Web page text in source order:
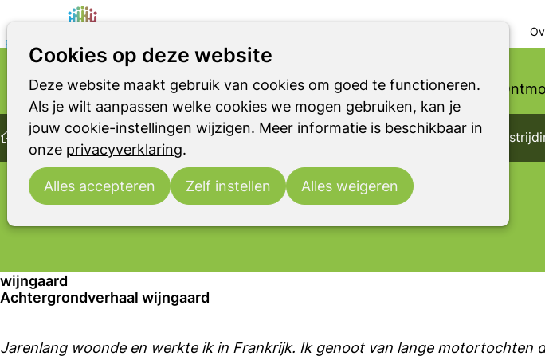
Cookies op deze website
Deze website maakt gebruik van cookies om goed te functioneren.
Als je wilt aanpassen welke cookies we mogen gebruiken, kan je
jouw cookie-instellingen wijzigen. Meer informatie is beschikbaar in
onze privacyverklaring.
Alles accepteren Zelf instellen Alles weigeren
Home
Parkinson Parkinsonismen RBD Ondersteuning
Belangenbehartiging Pesticiden Tentoonstelling: De verborgen impact van
DE VERBORGEN IMPACT
Bestrijdingsmiddelen
Via lobby, wetenschapscommunicatie en een reizende
tentoonstelling gaan we het gesprek aan met het grote publiek en
beleidsmakers – om bewustzijn te vergroten, het probleem te
agenderen en samen oplossingsrichtingen te verkennen.
wijngaard
Achtergrondverhaal wijngaard
Jarenlang woonde en werkte ik in Frankrijk. Ik genoot van lange motortochten